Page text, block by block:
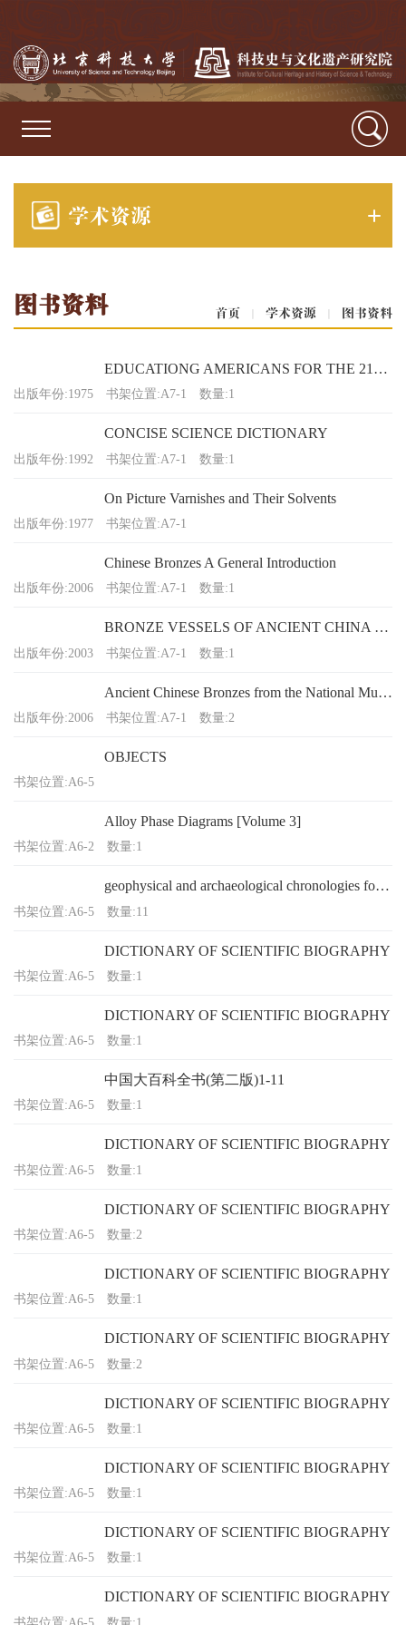
学术资源
首页 | 学术资源 | 图书资料
图书资料
EDUCATIONG AMERICANS FOR THE 21ST CENTURY
出版年份:1975 书架位置:A7-1 数量:1
CONCISE SCIENCE DICTIONARY
出版年份:1992 书架位置:A7-1 数量:1
On Picture Varnishes and Their Solvents
出版年份:1977 书架位置:A7-1
Chinese Bronzes A General Introduction
出版年份:2006 书架位置:A7-1 数量:1
BRONZE VESSELS OF ANCIENT CHINA IN THE AVERY BRUNDAGE COLLECTION
出版年份:2003 书架位置:A7-1 数量:1
Ancient Chinese Bronzes from the National Museum of China, Beijing(波兰语封面）
出版年份:2006 书架位置:A7-1 数量:2
OBJECTS
书架位置:A6-5
Alloy Phase Diagrams [Volume 3]
书架位置:A6-2 数量:1
geophysical and archaeological chronologies for the upper palaeolithic
书架位置:A6-5 数量:11
DICTIONARY OF SCIENTIFIC BIOGRAPHY
书架位置:A6-5 数量:1
DICTIONARY OF SCIENTIFIC BIOGRAPHY
书架位置:A6-5 数量:1
中国大百科全书(第二版)1-11
书架位置:A6-5 数量:1
DICTIONARY OF SCIENTIFIC BIOGRAPHY
书架位置:A6-5 数量:1
DICTIONARY OF SCIENTIFIC BIOGRAPHY
书架位置:A6-5 数量:2
DICTIONARY OF SCIENTIFIC BIOGRAPHY
书架位置:A6-5 数量:1
DICTIONARY OF SCIENTIFIC BIOGRAPHY
书架位置:A6-5 数量:2
DICTIONARY OF SCIENTIFIC BIOGRAPHY
书架位置:A6-5 数量:1
DICTIONARY OF SCIENTIFIC BIOGRAPHY
书架位置:A6-5 数量:1
DICTIONARY OF SCIENTIFIC BIOGRAPHY
书架位置:A6-5 数量:1
DICTIONARY OF SCIENTIFIC BIOGRAPHY